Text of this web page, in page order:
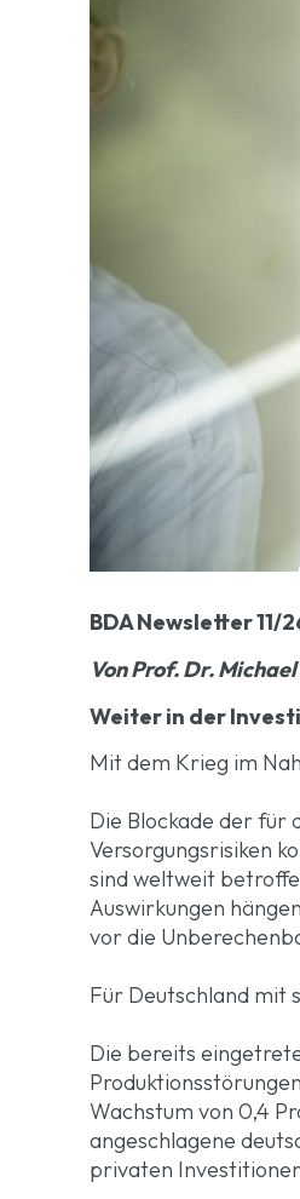
BDA Newsletter 11/
VonProf. Dr.
Weiter in der
Mit dem Krieg im
Die Blockade der für
Versorgungsrisiken
sind weltweit
Auswirkungen
vor die
Für Deutschland mit
Die bereits
Wachstum von 0,4
angeschlagene
privaten